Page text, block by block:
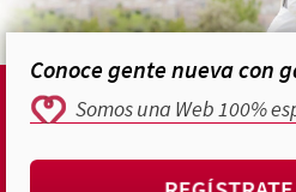
Conoce gente nueva con
Somos una Web 100%